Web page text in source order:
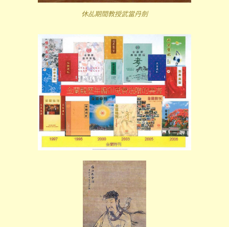
休乩期間教授武當丹劍